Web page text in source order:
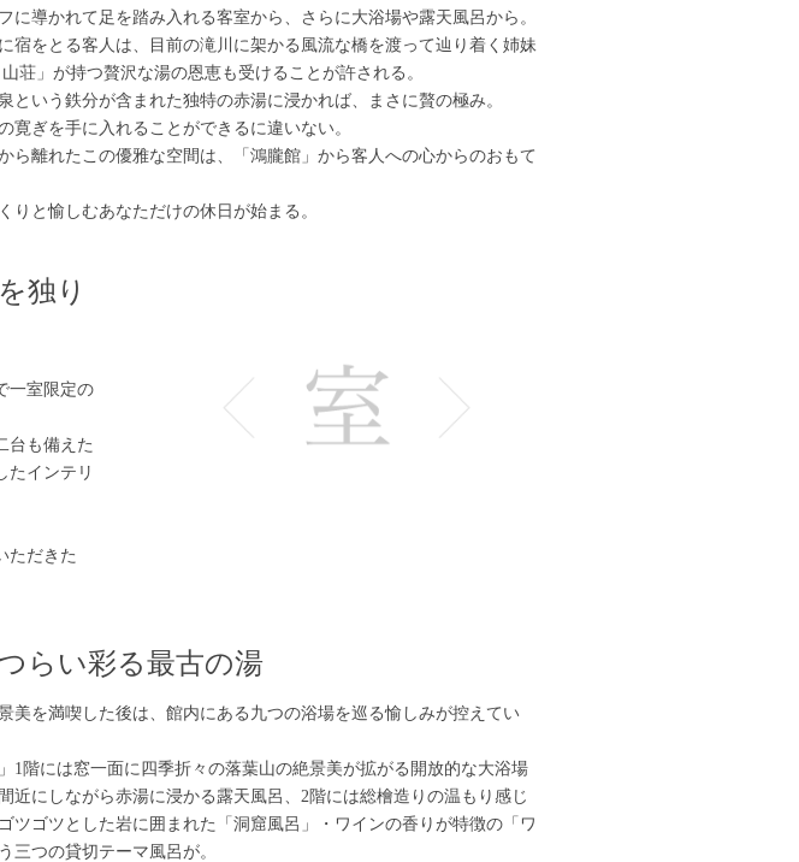
に導かれて足を踏み入れる客室から、さらに大浴場や露天風呂から。
宿をとる客人は、目前の滝川に架かる風流な橋を渡って辿り着く姉妹
荘」が持つ贅沢な湯の恩恵も受けることが許される。
という鉄分が含まれた独特の赤湯に浸かれば、まさに贅の極み。
寛ぎを手に入れることができるに違いない。
離れたこの優雅な空間は、「鴻朧館」から客人への心からのおもて
りと愉しむあなただけの休日が始まる。
独り
一室限定の
台も備えた
たインテリ
ただきた
らい彩る最古の湯
美を満喫した後は、館内にある九つの浴場を巡る愉しみが控えてい
1階には窓一面に四季折々の落葉山の絶景美が拡がる開放的な大浴場
近にしながら赤湯に浸かる露天風呂、2階には総檜造りの温もり感じ
ツゴツとした岩に囲まれた「洞窟風呂」・ワインの香りが特徴の「ワ
三つの貸切テーマ風呂が。